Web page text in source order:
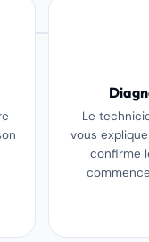
Le
vous
confirme